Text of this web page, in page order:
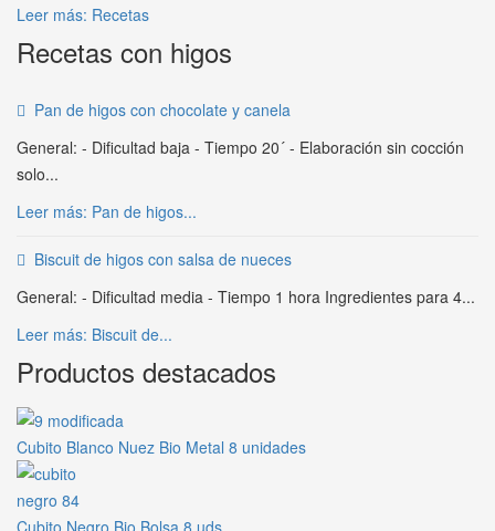
Leer más: Recetas
Recetas con higos
Pan de higos con chocolate y canela
General: - Dificultad baja - Tiempo 20´ - Elaboración sin cocción
solo...
Leer más: Pan de higos...
Biscuit de higos con salsa de nueces
General: - Dificultad media - Tiempo 1 hora Ingredientes para 4...
Leer más: Biscuit de...
Productos destacados
Cubito Blanco Nuez Bio Metal 8 unidades
Cubito Negro Bio Bolsa 8 uds